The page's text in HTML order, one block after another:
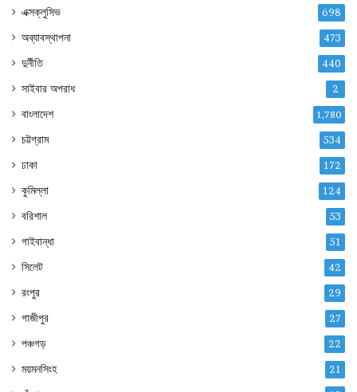
এক্সক্লুসিভ 698
অব্যাবস্থাপনা 473
দুর্নীতি 440
সাইবার অপরাধ 2
বাংলাদেশ 1,780
চট্টগ্রাম 534
ঢাকা 172
কুমিল্লা 124
বরিশাল 53
গাইবান্ধা 51
সিলেট 42
রংপুর 29
গাজীপুর 27
পঞ্চগড় 22
ময়মনসিংহ 21